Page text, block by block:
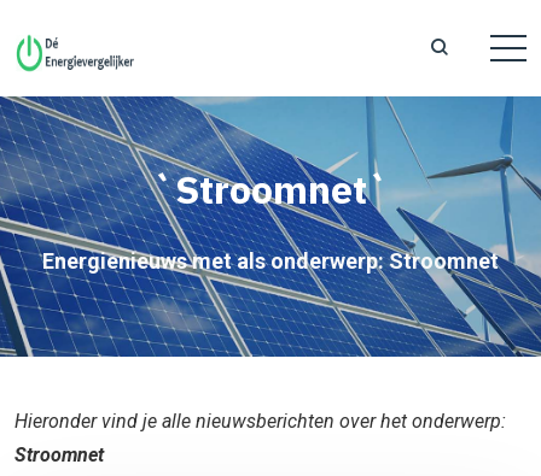
`Stroomnet`
Energienieuws met als onderwerp: Stroomnet
Hieronder vind je alle nieuwsberichten over het onderwerp:
Stroomnet